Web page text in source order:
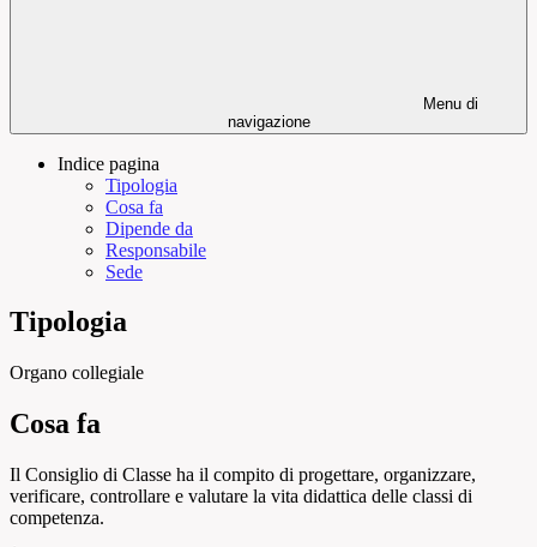
Menu di
navigazione
Indice pagina
Tipologia
Cosa fa
Dipende da
Responsabile
Sede
Tipologia
Organo collegiale
Cosa fa
Il Consiglio di Classe ha il compito di progettare, organizzare,
verificare, controllare e valutare la vita didattica delle classi di
competenza.